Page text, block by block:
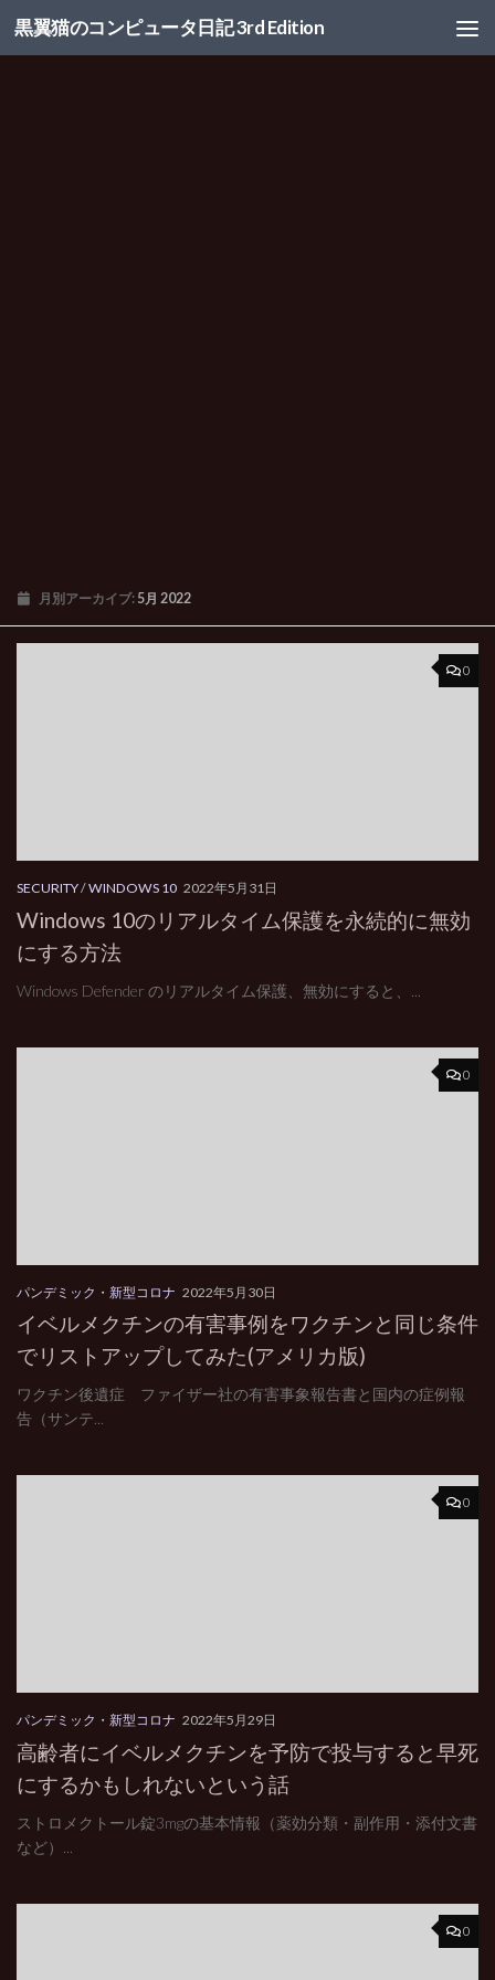
コンテンツへスキップ
黒翼猫のコンピュータ日記 3rd Edition
月別アーカイブ: 5月 2022
0
SECURITY/WINDOWS 10 2022年5月31日
Windows 10のリアルタイム保護を永続的に無効
にする方法
Windows Defender のリアルタイム保護、無効にすると、...
0
パンデミック・新型コロナ 2022年5月30日
イベルメクチンの有害事例をワクチンと同じ条件
でリストアップしてみた(アメリカ版)
ワクチン後遺症 ファイザー社の有害事象報告書と国内の症例報
告（サンテ...
0
パンデミック・新型コロナ 2022年5月29日
高齢者にイベルメクチンを予防で投与すると早死
にするかもしれないという話
ストロメクトール錠3mgの基本情報（薬効分類・副作用・添付文書
など）...
0